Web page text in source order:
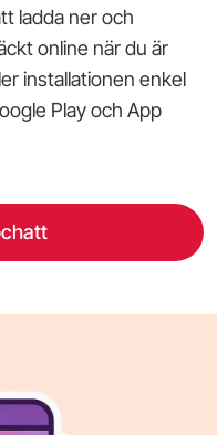
ladda ner och
online när du är
installationen enkel
Play och App